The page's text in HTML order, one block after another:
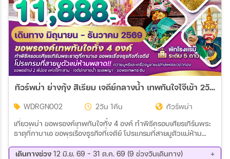
ทัวร์พม่า ย่างกุ้ง สิเรียม เจดีย์กลางน้ำ เทพทันใจไจ๊เข้า 2วัน 1คืน (8M)
WDRGN002 2วัน 1คืน
ทัวร์พม่า
เที่ยวพม่า ขอพรองค์เทพทันใจทั้ง 4 องค์ ทำพิธีครอบเศียรเทิร์นพระ
ธาตุที่กาบาเอ ขอพรเรื่องธุรกิจที่เจดีย์ โปรแกรมที่สายมูตัวเเม่ห้าม
พี่น้อง เเห่งไจ๊กะส่าน - เจดีย์กลางน้ำ เยเลพญา - ขอพรเทพกระซิบ
เดินทางช่วง 12 มิ.ย. 69 - 31 ต.ค. 69 (9 ช่วงวันเดินทาง)